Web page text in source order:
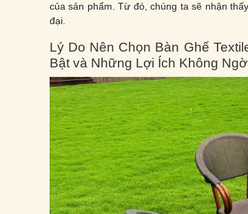
của sản phẩm. Từ đó, chúng ta sẽ nhận
đại.
Lý Do Nên Chọn Bàn Ghế
Bật và Những Lợi Ích Không